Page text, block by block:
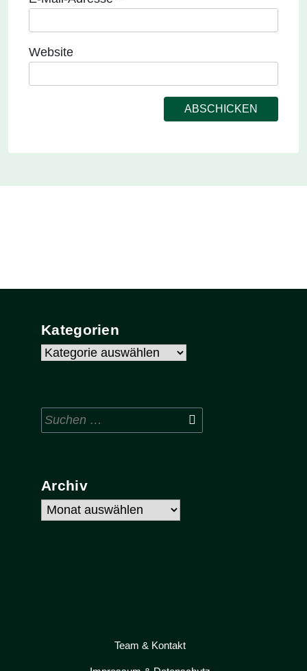
Website
Kategorien
Kategorien
Suchen
nach:
Archiv
Archiv
Team & Kontakt